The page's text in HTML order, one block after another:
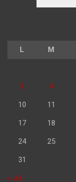
L M
3 4
10 11
17 18
24 25
31
« Jul